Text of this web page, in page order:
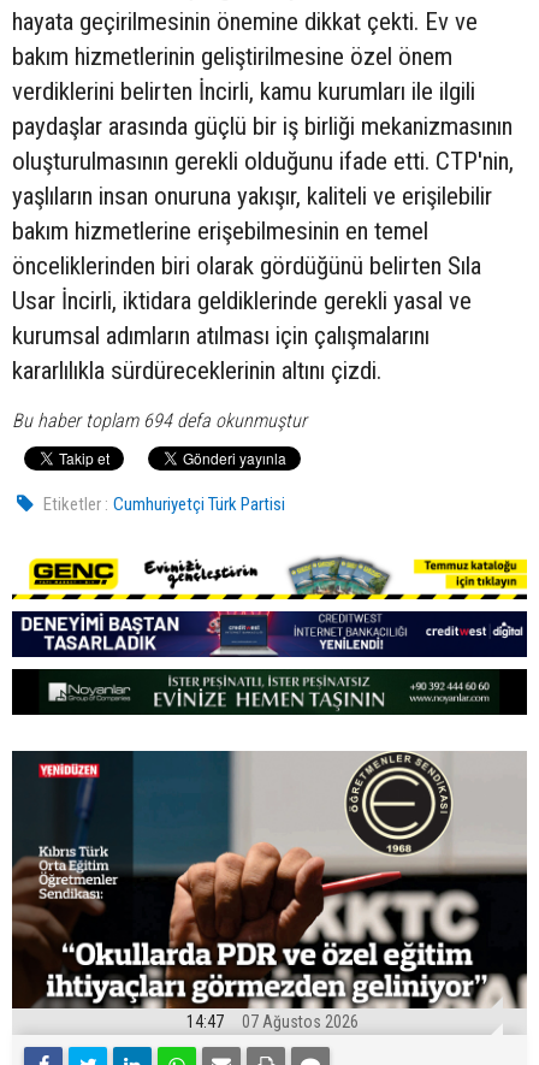
hayata geçirilmesinin önemine dikkat çekti. Ev ve
bakım hizmetlerinin geliştirilmesine özel önem
verdiklerini belirten İncirli, kamu kurumları ile ilgili
paydaşlar arasında güçlü bir iş birliği mekanizmasının
oluşturulmasının gerekli olduğunu ifade etti. CTP'nin,
yaşlıların insan onuruna yakışır, kaliteli ve erişilebilir
bakım hizmetlerine erişebilmesinin en temel
önceliklerinden biri olarak gördüğünü belirten Sıla
Usar İncirli, iktidara geldiklerinde gerekli yasal ve
kurumsal adımların atılması için çalışmalarını
kararlılıkla sürdüreceklerinin altını çizdi.
Bu haber toplam 694 defa okunmuştur
Etiketler : Cumhuriyetçi Türk Partisi
14:47 07 Ağustos 2026